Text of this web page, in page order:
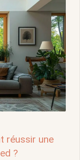
réussir une
?